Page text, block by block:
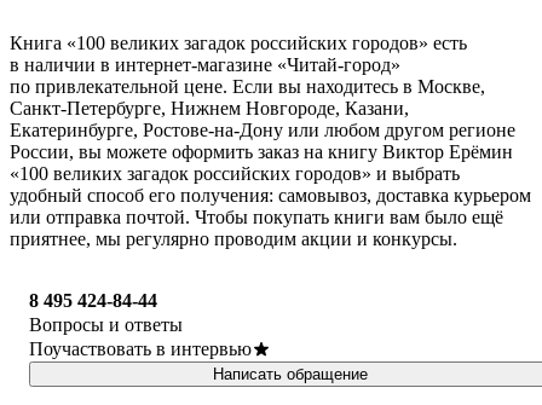
Книга «100 великих загадок российских городов» есть
в наличии в интернет-магазине «Читай-город»
по привлекательной цене. Если вы находитесь в Москве,
Санкт-Петербурге, Нижнем Новгороде, Казани,
Екатеринбурге, Ростове-на-Дону или любом другом регионе
России, вы можете оформить заказ на книгу Виктор Ерёмин
«100 великих загадок российских городов» и выбрать
удобный способ его получения: самовывоз, доставка курьером
или отправка почтой. Чтобы покупать книги вам было ещё
приятнее, мы регулярно проводим акции и конкурсы.
8 495 424-84-44
Вопросы и ответы
Поучаствовать в интервью
Написать обращение